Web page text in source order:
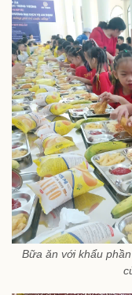
Bữa ăn với khẩu